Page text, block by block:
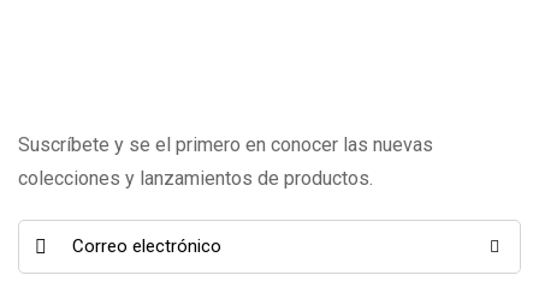
Suscríbete y se el primero en conocer las nuevas
colecciones y lanzamientos de productos.